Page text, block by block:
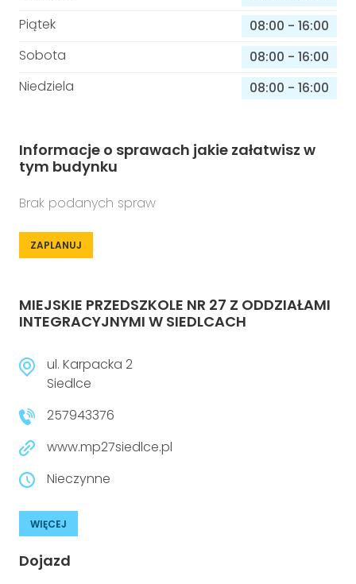
Piątek
08:00 - 16:00
Sobota
08:00 - 16:00
Niedziela
08:00 - 16:00
Informacje o sprawach jakie załatwisz w
tym budynku
Brak podanych spraw
ZAPLANUJ
MIEJSKIE PRZEDSZKOLE NR 27 Z ODDZIAŁAMI
INTEGRACYJNYMI W SIEDLCACH
ul. Karpacka 2
Siedlce
257943376
www.mp27siedlce.pl
Nieczynne
WIĘCEJ
Dojazd